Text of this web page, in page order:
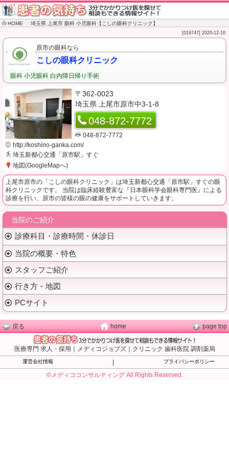
HOME 埼玉県 上尾市 眼科 小児眼科【こしの眼科クリニック】
[019747] 2020-12-10
原市の眼科なら
こしの眼科クリニック
眼科 小児眼科 白内障日帰り手術
〒362-0023
埼玉県 上尾市原市中3-1-8
048-872-7772
048-872-7772
http://koshino-ganka.com/
埼玉新都心交通「原市駅」すぐ
地図(GoogleMapへ)
上尾市原市の「こしの眼科クリニック」は埼玉新都心交通「原市駅」すぐの眼
科クリニックです。 当院は臨床経験豊富な『日本眼科学会眼科専門医』による
診療を行い、原市の皆様の眼の健康をサポートしていきます。
当院のご紹介
診療科目・診療時間・休診日
当院の概要・特色
スタッフご紹介
行き方・地図
PCサイト
戻る home page top
医療専門 求人・採用｜メディコジョブズ｜クリニック 歯科医院 調剤薬局
運営会社情報 プライバシーポリシー
©メディココンサルティング All Rights Reserved.